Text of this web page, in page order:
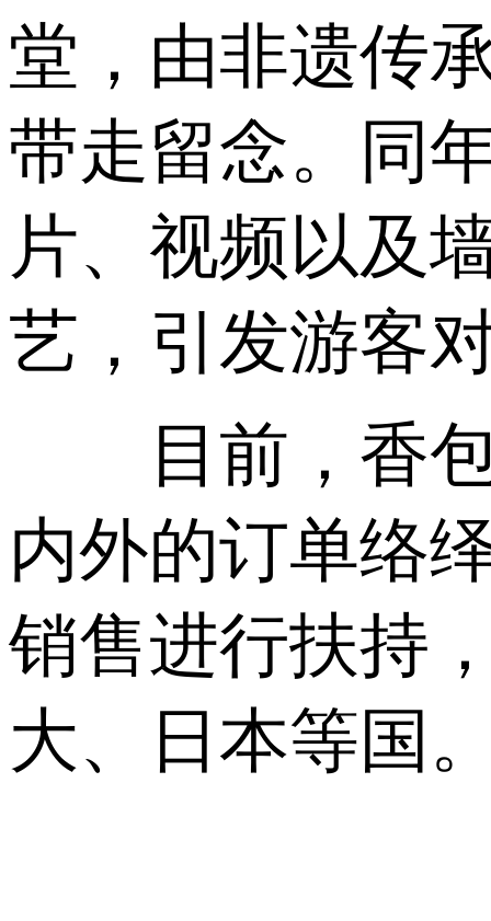
堂，由非遗传
带走留念。同
片、视频以及
艺，引发游客
目前，香包
内外的订单络
销售进行扶持
大、日本等国